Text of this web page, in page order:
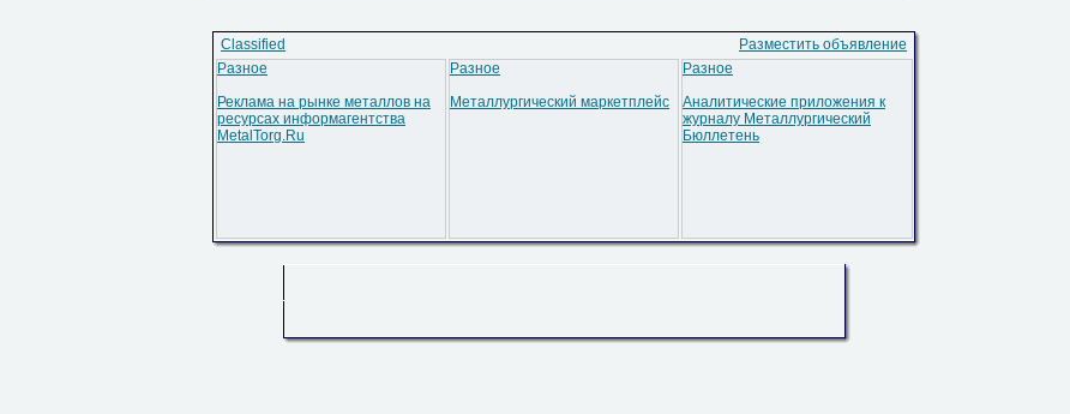
Classified
Разместить объявление
Разное
Реклама на рынке металлов на
ресурсах информагентства
MetalTorg.Ru
Разное
Металлургический маркетплейс
Разное
Аналитические приложения к
журналу Металлургический
Бюллетень